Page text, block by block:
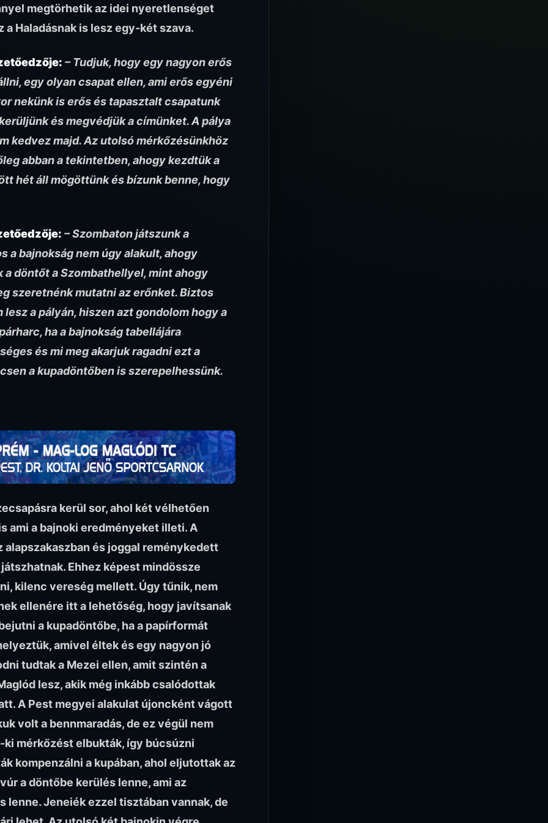
megtörhetik az idei nyeretlenséget
Haladásnak is lesz egy-két szava.
– Tudjuk, hogy egy nagyon erős
egy olyan csapat ellen, ami erős egyéni
nekünk is erős és tapasztalt csapatunk
és megvédjük a címünket. A pálya
kedvez majd. Az utolsó mérkőzésünkhöz
abban a tekintetben, ahogy kezdtük a
hét áll mögöttünk és bízunk benne, hogy
– Szombaton játszunk a
a bajnokság nem úgy alakult, ahogy
döntőt a Szombathellyel, mint ahogy
szeretnénk mutatni az erőnket. Biztos
a pályán, hiszen azt gondolom hogy a
ha a bajnokság tabellájára
és mi meg akarjuk ragadni ezt a
a kupadöntőben is szerepelhessünk.
kerül sor, ahol két vélhetően
ami a bajnoki eredményeket illeti. A
és joggal reménykedett
Ehhez képest mindössze
kilenc vereség mellett. Úgy tűnik, nem
ellenére itt a lehetőség, hogy javítsanak
a kupadöntőbe, ha a papírformát
amivel éltek és egy nagyon jó
tudtak a Mezei ellen, amit szintén a
lesz, akik még inkább csalódottak
A Pest megyei alakulat újoncként vágott
volt a bennmaradás, de ez végül nem
mérkőzést elbukták, így búcsúzni
kompenzálni a kupában, ahol eljutottak az
a döntőbe kerülés lenne, ami az
Jeneiék ezzel tisztában vannak, de